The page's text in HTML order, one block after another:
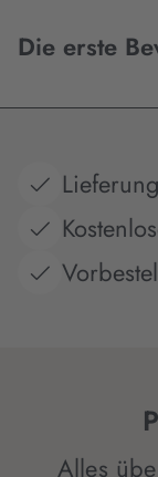
Die erste
Alles